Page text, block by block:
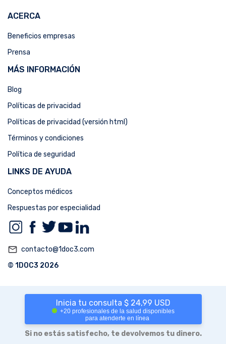
Inicia tu consulta $ 24,99 USD
+20 profesionales de la salud disponibles
para atenderte en línea
Si no estás satisfecho, te devolvemos tu dinero.
ACERCA
Beneficios empresas
Prensa
MÁS INFORMACIÓN
Blog
Políticas de privacidad
Políticas de privacidad (versión html)
Términos y condiciones
Política de seguridad
LINKS DE AYUDA
Conceptos médicos
Respuestas por especialidad
mail_outline contacto@1doc3.com
© 1DOC3 2026